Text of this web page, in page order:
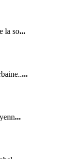
la so...
...
...